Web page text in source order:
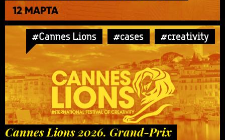
12 МАРТА
#Cannes Lions #cases #creativity
Cannes Lions 2026. Grand-Prix